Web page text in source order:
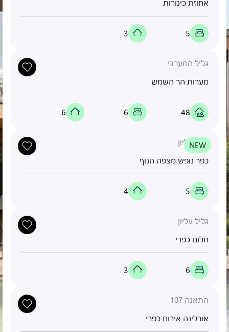
אחוזת כינורות
5
3
גליל המערבי
מערות הר השמש
48
6
6
NEW
גליל עליון
כפר נופש מצפה הנוף
5
4
גליל עליון
חלום כפרי
6
3
התאנה 107
אורלינה אירוח כפרי